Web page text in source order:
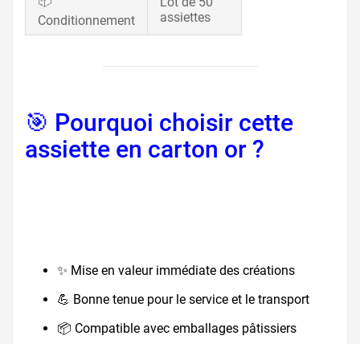
Conditionnement
assiettes
🎯 Pourquoi choisir cette
assiette en carton or ?
✨ Mise en valeur immédiate des créations
💪 Bonne tenue pour le service et le transport
📦 Compatible avec emballages pâtissiers